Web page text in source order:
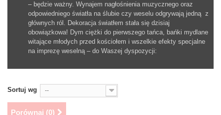
– będzie ważny. Wynajem nagłośnienia muzycznego oraz
odpowiedniego światła na ślubie czy weselu odgrywają jedną z
głównych ról. Dekoracja światłem stała się dzisiaj
obowiązkowa! Dym ciężki do pierwszego tańca, bańki mydlane
witające młodych przed kościołem i wszelkie efekty specjalne
na imprezę weselną – do Waszej dyspozycji:
Sortuj wg --
Porównaj (0)